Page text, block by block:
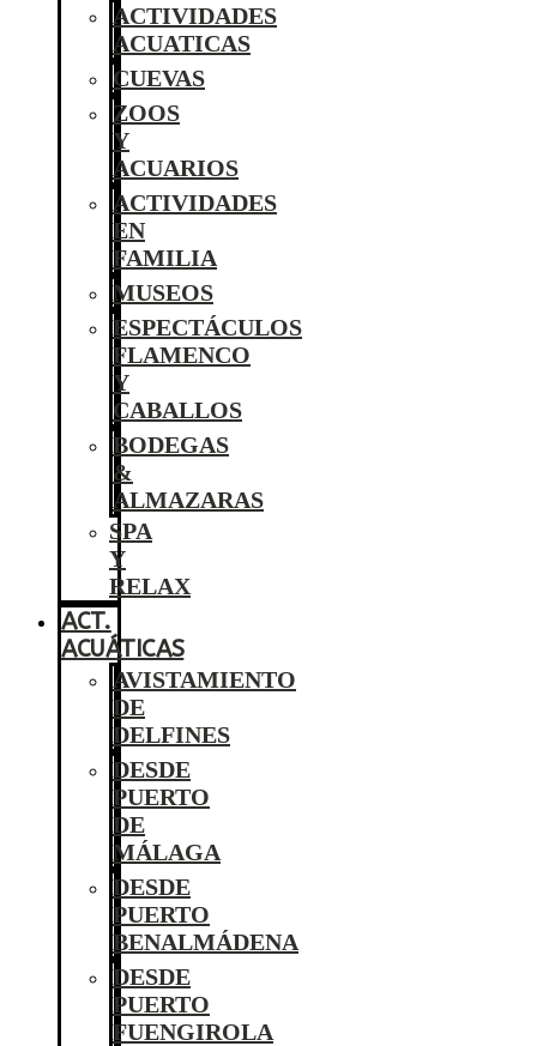
ACTIVIDADES
ACUATICAS
CUEVAS
ZOOS
Y
ACUARIOS
ACTIVIDADES
EN
FAMILIA
MUSEOS
ESPECTÁCULOS
FLAMENCO
Y
CABALLOS
BODEGAS
&
ALMAZARAS
SPA
Y
RELAX
ACT.
ACUÁTICAS
AVISTAMIENTO
DE
DELFINES
DESDE
PUERTO
DE
MÁLAGA
DESDE
PUERTO
BENALMÁDENA
DESDE
PUERTO
FUENGIROLA